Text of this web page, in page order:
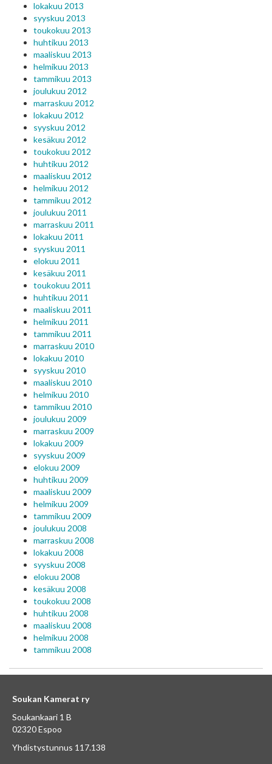
lokakuu 2013
syyskuu 2013
toukokuu 2013
huhtikuu 2013
maaliskuu 2013
helmikuu 2013
tammikuu 2013
joulukuu 2012
marraskuu 2012
lokakuu 2012
syyskuu 2012
kesäkuu 2012
toukokuu 2012
huhtikuu 2012
maaliskuu 2012
helmikuu 2012
tammikuu 2012
joulukuu 2011
marraskuu 2011
lokakuu 2011
syyskuu 2011
elokuu 2011
kesäkuu 2011
toukokuu 2011
huhtikuu 2011
maaliskuu 2011
helmikuu 2011
tammikuu 2011
marraskuu 2010
lokakuu 2010
syyskuu 2010
maaliskuu 2010
helmikuu 2010
tammikuu 2010
joulukuu 2009
marraskuu 2009
lokakuu 2009
syyskuu 2009
elokuu 2009
huhtikuu 2009
maaliskuu 2009
helmikuu 2009
tammikuu 2009
joulukuu 2008
marraskuu 2008
lokakuu 2008
syyskuu 2008
elokuu 2008
kesäkuu 2008
toukokuu 2008
huhtikuu 2008
maaliskuu 2008
helmikuu 2008
tammikuu 2008
Soukan Kamerat ry
Soukankaari 1 B
02320 Espoo
Yhdistystunnus 117.138